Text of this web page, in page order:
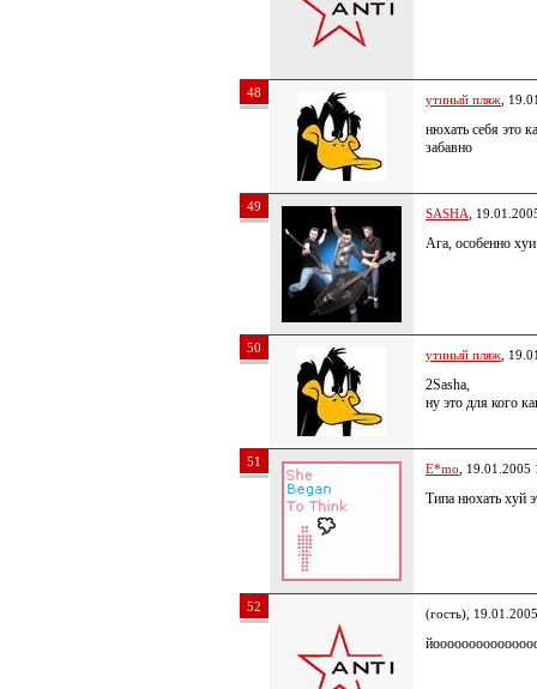
48 утиный пляж ,
нюхать себя это
забавно
49 SASHA ,
Ага, особенно
50 утиный пляж ,
2Sasha,
ну это для кого
51 E*mo , 19.01.2005
Типа нюхать хуй
52 (гость),